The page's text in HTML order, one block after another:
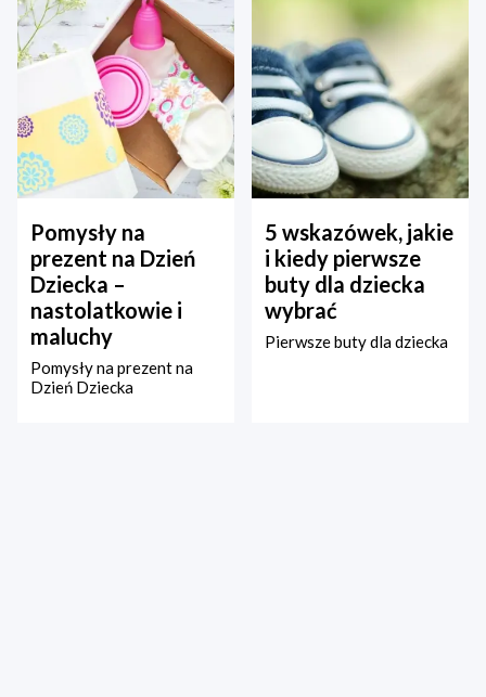
Pomysły na
prezent na Dzień
Dziecka –
nastolatkowie i
maluchy
Pomysły na prezent na
Dzień Dziecka
5 wskazówek, jakie
i kiedy pierwsze
buty dla dziecka
wybrać
Pierwsze buty dla dziecka